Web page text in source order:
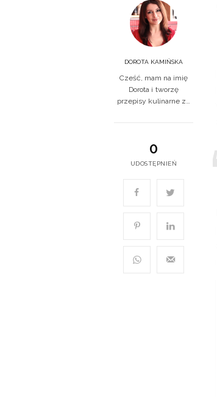
DOROTA KAMIŃSKA
Cześć, mam na imię
Dorota i tworzę
przepisy kulinarne z…
0
UDOSTĘPNIEŃ